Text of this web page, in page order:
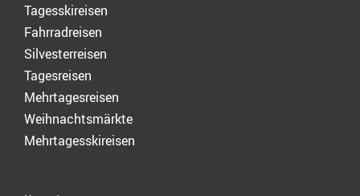
Tagesskireisen
Fahrradreisen
Silvesterreisen
Tagesreisen
Mehrtagesreisen
Weihnachtsmärkte
Mehrtagesskireisen